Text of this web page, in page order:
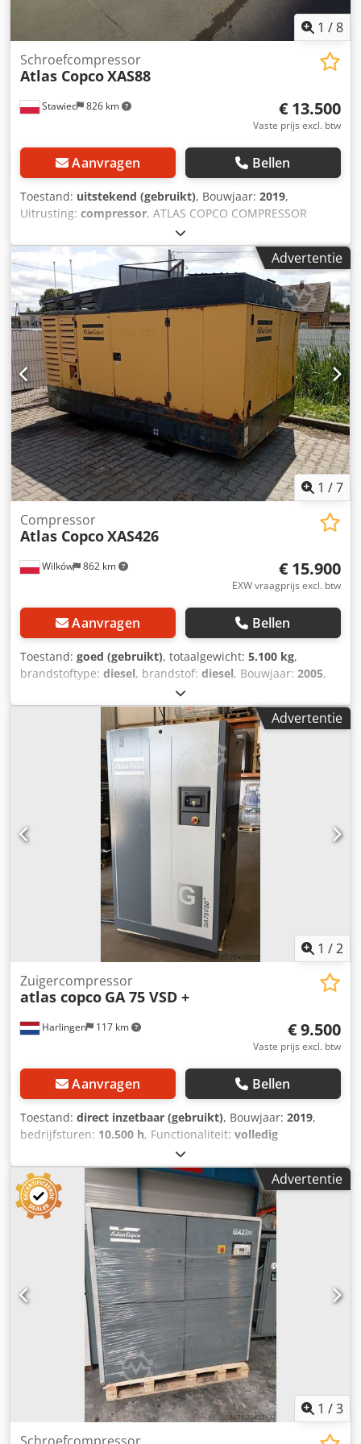
1 /8
Stawiec 826 km
Schroefcompressor
Atlas CopcoXAS88
€ 13.500
Vaste prijs excl. btw
Aanvragen Bellen
Toestand: uitstekend (gebruikt), Bouwjaar: 2019,
Uitrusting: compressor, ATLAS COPCO COMPRESSOR
XAS88 5,2m3 2019 DIESELcompressor ATLAS COPCO XAS 88
volledig onderhouden Technische gegevens: capaciteit
5,20 m3/min; werkdruk 7 bar; productiejaar 2019;
Dedpfxsrdf Swe Alhjck KUBOTA motor kilometerstand
1519u!!! compressor volledig operationeel nettoprijs: 58800
zł brutoprijs: 72324 zł Hieronder is een link naar een video
die het werk van de machine laat zien
Advertentie
1 /7
Wilków 862 km
Compressor
Atlas CopcoXAS426
€ 15.900
EXW vraagprijs excl. btw
Aanvragen Bellen
Toestand: goed (gebruikt), totaalgewicht: 5.100 kg,
brandstoftype: diesel, brandstof: diesel, Bouwjaar: 2005,
PRODUCT - ATLASCOPCO TYPE - XAS426 Dodpfxst Srw Ae
Alhsck S/N - YA3-062854-50542371 JAAR - 2005 Vermogen
(kW) - 166 POMP (m3/min) - 25 CIS (bar) - 7
Advertentie
1 /2
Harlingen 117 km
Zuigercompressor
atlas copco GA 75 VSD +
€ 9.500
Vaste prijs excl. btw
Aanvragen Bellen
Toestand: direct inzetbaar (gebruikt), Bouwjaar: 2019,
bedrijfsturen: 10.500 h, Functionaliteit: volledig
898 kg
(101,97 pk), volumestroom:476 m³/u, druk (max.):13 bar,
type koeling:lucht, Uitrusting:Typeplaat beschikbaar,
documentatie / handleiding
, nette goed werkende
schroefcompressor 75 KW Freqentiegestuurd Djdpfx
Aezrihrolhsck
Advertentie
1 /3